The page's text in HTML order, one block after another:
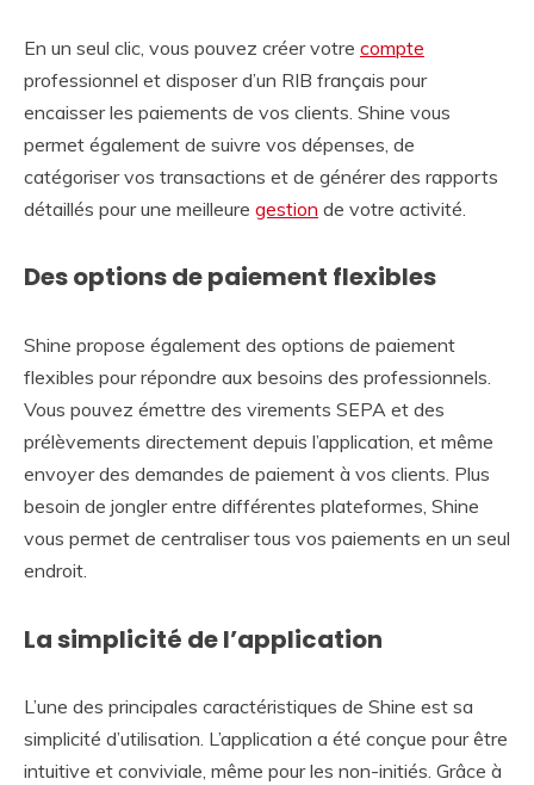
En un seul clic, vous pouvez créer votre compte
professionnel et disposer d’un RIB français pour
encaisser les paiements de vos clients. Shine vous
permet également de suivre vos dépenses, de
catégoriser vos transactions et de générer des rapports
détaillés pour une meilleure gestion de votre activité.
Des options de paiement flexibles
Shine propose également des options de paiement
flexibles pour répondre aux besoins des professionnels.
Vous pouvez émettre des virements SEPA et des
prélèvements directement depuis l’application, et même
envoyer des demandes de paiement à vos clients. Plus
besoin de jongler entre différentes plateformes, Shine
vous permet de centraliser tous vos paiements en un seul
endroit.
La simplicité de l’application
L’une des principales caractéristiques de Shine est sa
simplicité d’utilisation. L’application a été conçue pour être
intuitive et conviviale, même pour les non-initiés. Grâce à